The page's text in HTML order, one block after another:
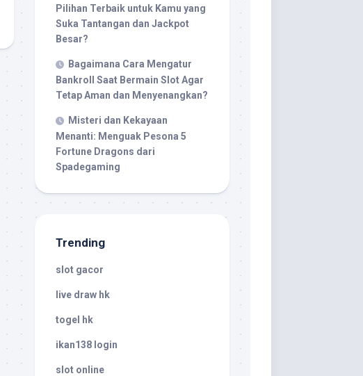
Pilihan Terbaik untuk Kamu yang
Suka Tantangan dan Jackpot
Besar?
Bagaimana Cara Mengatur
Bankroll Saat Bermain Slot Agar
Tetap Aman dan Menyenangkan?
Misteri dan Kekayaan
Menanti: Menguak Pesona 5
Fortune Dragons dari
Spadegaming
Trending
slot gacor
live draw hk
togel hk
ikan138 login
slot online